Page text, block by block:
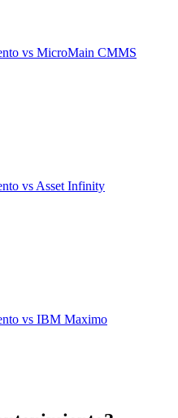
vs MicroMain CMMS
vs Asset Infinity
vs IBM Maximo